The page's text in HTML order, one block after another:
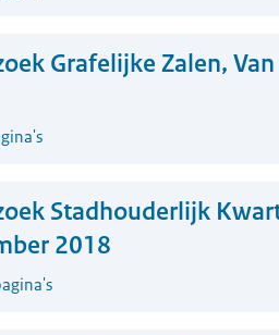
Grafelijke Zalen,
Stadhouderlijk
2018